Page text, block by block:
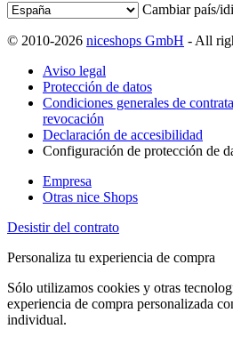
Cambiar país/
© 2010-2026 niceshops GmbH - All
Aviso legal
Protección de datos
Condiciones generales de
revocación
Declaración de accesibilidad
Configuración de protección de
Empresa
Otras nice Shops
Desistir del contrato
Personaliza tu experiencia de compra
Sólo utilizamos cookies y otras
experiencia de compra personalizada
individual.